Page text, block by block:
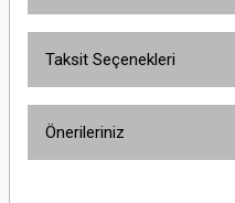
Taksit Seçenekleri
Önerileriniz